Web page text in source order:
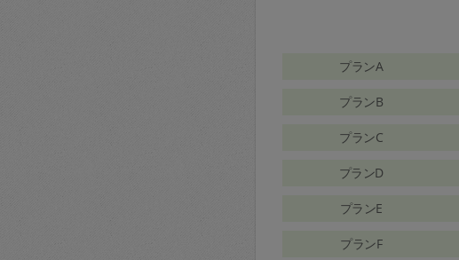
プランA
プランB
プランC
プランD
プランE
プランF